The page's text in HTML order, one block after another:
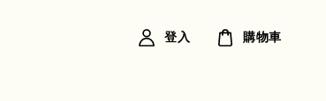
登入 購物車